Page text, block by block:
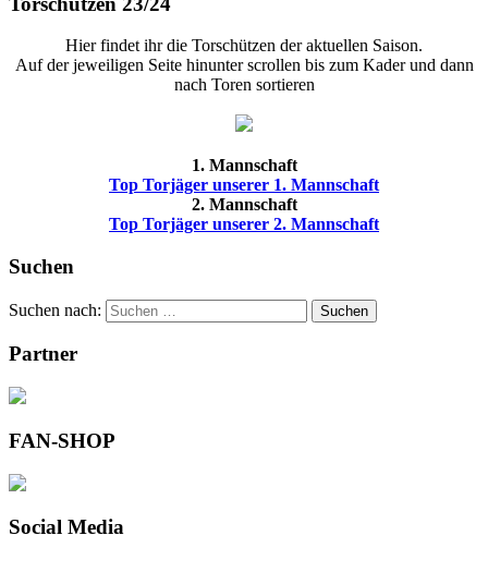
Hier findet ihr die Torschützen der aktuellen Saison.
Auf der jeweiligen Seite hinunter scrollen bis zum Kader und dann
nach Toren sortieren
1. Mannschaft
Top Torjäger unserer 1. Mannschaft
2. Mannschaft
Top Torjäger unserer 2. Mannschaft
Suchen
Suchen nach: Suchen
Partner
FAN-SHOP
Social Media